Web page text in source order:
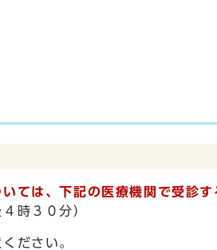
いては、下記の医療機関で受診
時３０分）
ださい。